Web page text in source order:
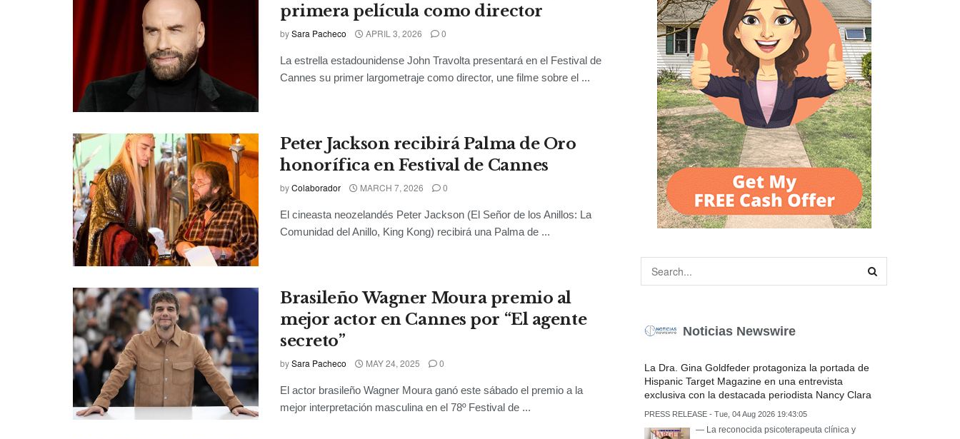
primera película como director
bySara Pacheco APRIL 3, 2026 0
La estrella estadounidense John Travolta presentará en el Festival de
Cannes su primer largometraje como director, une filme sobre el ...
Peter Jackson recibirá Palma de Oro
honorífica en Festival de Cannes
byColaborador MARCH 7, 2026 0
El cineasta neozelandés Peter Jackson (El Señor de los Anillos: La
Comunidad del Anillo, King Kong) recibirá una Palma de ...
Brasileño Wagner Moura premio al
mejor actor en Cannes por “El agente
secreto”
bySara Pacheco MAY 24, 2025 0
El actor brasileño Wagner Moura ganó este sábado el premio a la
mejor interpretación masculina en el 78º Festival de ...
Noticias Newswire
La Dra. Gina Goldfeder protagoniza la portada de
Hispanic Target Magazine en una entrevista
exclusiva con la destacada periodista Nancy Clara
PRESS RELEASE - Tue, 04 Aug 2026 19:43:05
— La reconocida psicoterapeuta clínica y